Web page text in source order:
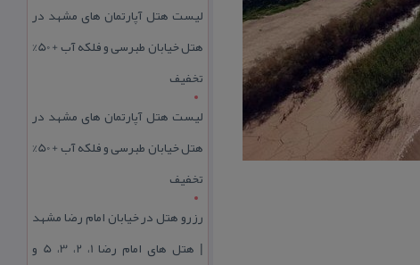
لیست هتل آپارتمان های مشهد در
هتل خیابان طبرسی و فلکه آب + 50%
تخفیف
لیست هتل آپارتمان های مشهد در
هتل خیابان طبرسی و فلکه آب + 50%
تخفیف
رزرو هتل در خیابان امام رضا مشهد
| هتل‌ های امام رضا 1، 2، 3، 5 و